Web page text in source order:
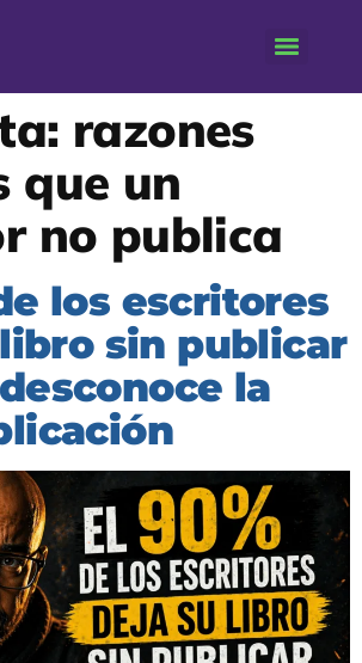
razones
que un
no publica
los escritores
sin publicar
la